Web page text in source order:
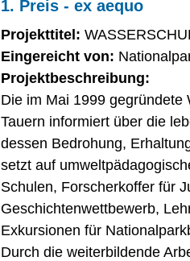
1. Preis - ex aequo
Projekttitel:
Eingereicht von:
Projektbeschreibung:
Die im Mai 1999
Tauern informiert über die
dessen Bedrohung,
setzt auf
Schulen, Forscherkoffer für
Geschichtenwettbewerb,
Exkursionen für
Durch die weiterbildende